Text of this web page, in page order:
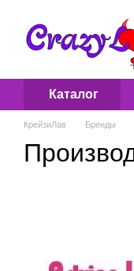
Каталог
КрейзиЛав Бренды